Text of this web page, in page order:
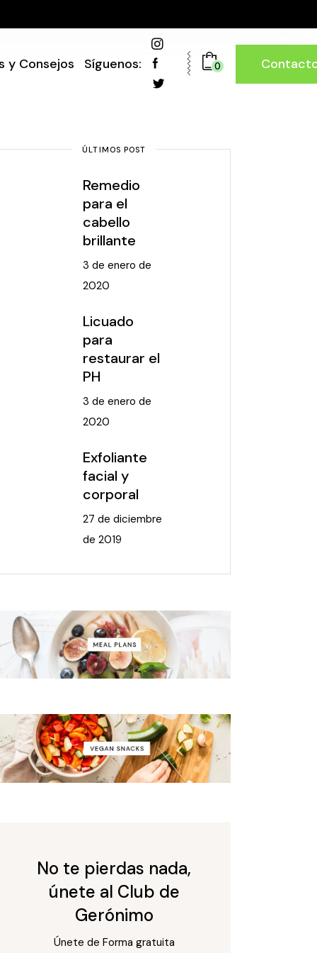
y Consejos Síguenos: 0
ÚLTIMOS POST
Remedio
para el
cabello
brillante
3 de enero de
2020
Licuado
para
restaurar el
PH
3 de enero de
2020
Exfoliante
facial y
corporal
27 de diciembre
de 2019
No te pierdas nada,
únete al Club de
Gerónimo
Únete de Forma gratuita